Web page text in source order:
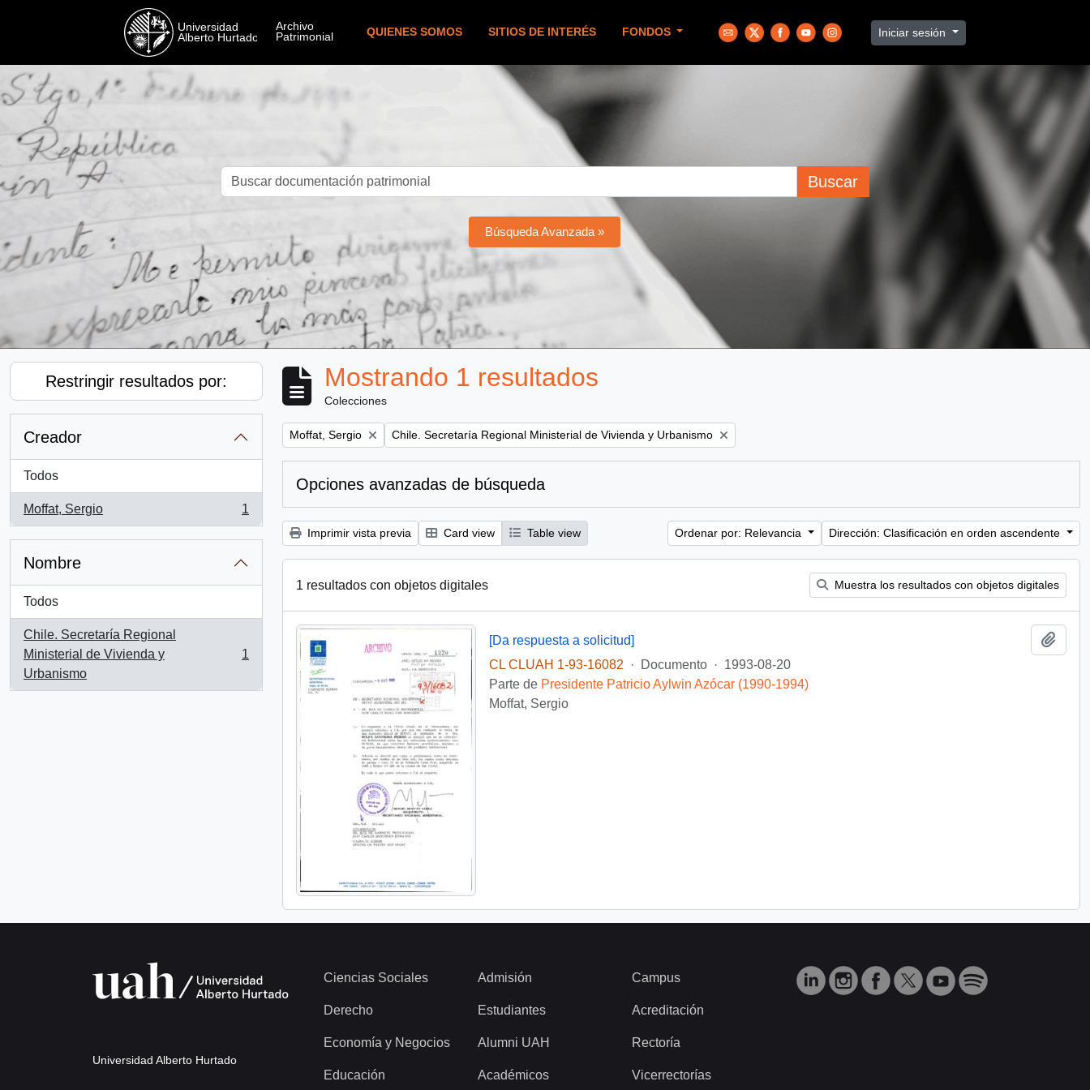
QUIENES SOMOS SITIOS DE INTERÉS FONDOS Iniciar sesión
Buscar
Búsqueda Avanzada »
Restringir resultados por:
Creador
Todos
Moffat, Sergio
, 1 resultados
1
Nombre
Todos
Chile. Secretaría Regional
Ministerial de Vivienda y
Urbanismo
, 1 resultados
1
Mostrando 1 resultados
Colecciones
Remove filter:
Moffat, Sergio Remove filter:
Chile. Secretaría Regional Ministerial de Vivienda y Urbanismo
Opciones avanzadas de búsqueda
Imprimir vista previa Card view Table view Ordenar por: Relevancia Dirección: Clasificación en orden ascendente
1 resultados con objetos digitales Muestra los resultados con objetos digitales
[Da respuesta a solicitud]
CL CLUAH 1-93-16082
· Documento · 1993-08-20
Parte de Presidente Patricio Aylwin Azócar (1990-1994)
Moffat, Sergio
Universidad Alberto Hurtado
Ciencias Sociales
Derecho
Economía y Negocios
Educación
Admisión
Estudiantes
Alumni UAH
Académicos
Campus
Acreditación
Rectoría
Vicerrectorías